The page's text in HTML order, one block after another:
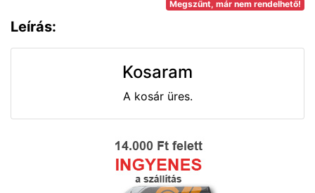
Megszűnt, már nem rendelhető!
Leírás:
Kosaram
A kosár üres.